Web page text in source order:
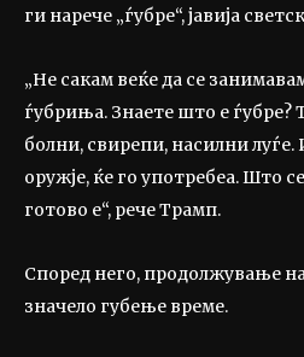
ги нарече „ѓубре“, јавија
„Не сакам веќе да се
ѓубриња. Знаете што е ѓубре?
болни, свирепи, насилни луѓе.
оружје, ќе го употребеа. Што
готово е“, рече Трамп.
Според него, продолжување
значело губење време.